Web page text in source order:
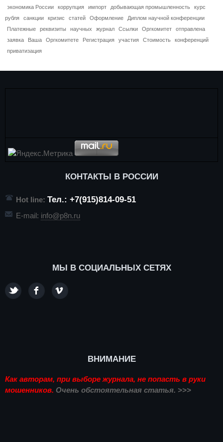
экономика России
коррупция импорт добывающая промышленность
курс
рубля
санкции кризис статей Оформление
Диплом научной конференции
Платежные
реквизиты научных журнал Ссылки Оргкомитет
отправлена
заявка
Ваша Оргкомитете Регистрация участия Стоимость
конференций
приватизация
КОНТАКТЫ В РОССИИ
Hot line: Тел.: +7(915)814-09-51
E-mail: info@p8n.ru
МЫ В СОЦИАЛЬНЫХ СЕТЯХ
ВНИМАНИЕ
Как авторам, при выборе журнала, не попасть в руки
мошенников. Очень обстоятельная статья. >>>